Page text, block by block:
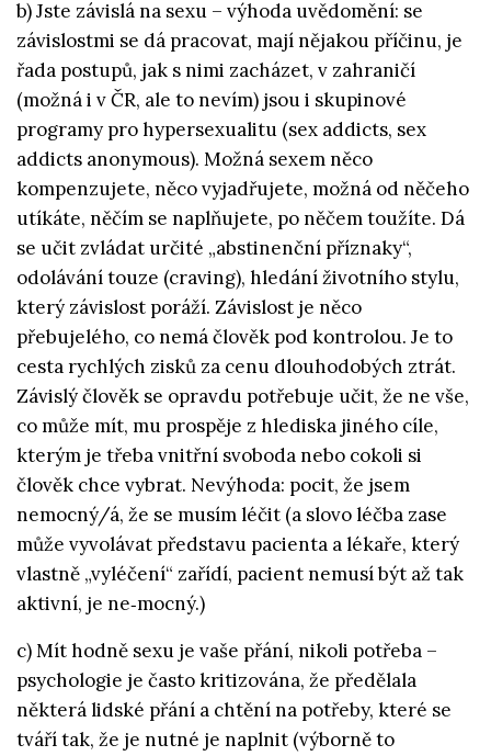
b) Jste závislá na sexu – výhoda uvědomění: se
závislostmi se dá pracovat, mají nějakou příčinu, je
řada postupů, jak s nimi zacházet, v zahraničí
(možná i v ČR, ale to nevím) jsou i skupinové
programy pro hypersexualitu (sex addicts, sex
addicts anonymous). Možná sexem něco
kompenzujete, něco vyjadřujete, možná od něčeho
utíkáte, něčím se naplňujete, po něčem toužíte. Dá
se učit zvládat určité „abstinenční příznaky“,
odolávání touze (craving), hledání životního stylu,
který závislost poráží. Závislost je něco
přebujelého, co nemá člověk pod kontrolou. Je to
cesta rychlých zisků za cenu dlouhodobých ztrát.
Závislý člověk se opravdu potřebuje učit, že ne vše,
co může mít, mu prospěje z hlediska jiného cíle,
kterým je třeba vnitřní svoboda nebo cokoli si
člověk chce vybrat. Nevýhoda: pocit, že jsem
nemocný/á, že se musím léčit (a slovo léčba zase
může vyvolávat představu pacienta a lékaře, který
vlastně „vyléčení“ zařídí, pacient nemusí být až tak
aktivní, je ne‑mocný.)
c) Mít hodně sexu je vaše přání, nikoli potřeba –
psychologie je často kritizována, že předělala
některá lidské přání a chtění na potřeby, které se
tváří tak, že je nutné je naplnit (výborně to